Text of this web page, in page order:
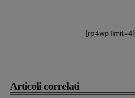
Articoli correlati
[rp4wp limit=4]